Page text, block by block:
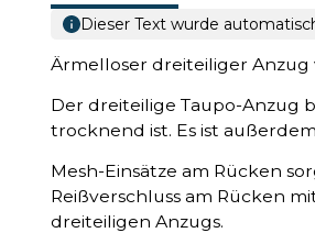
Dieser Text wurde
Ärmelloser dreiteiliger Anzug
Der dreiteilige Taupo-Anzug
trocknend ist. Es ist
Mesh-Einsätze am Rücken
Reißverschluss am Rücken
dreiteiligen Anzugs.